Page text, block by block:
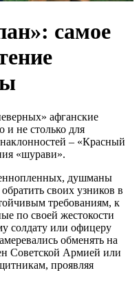
самое
афганские
и не столько для
– «Красный
«шурави».
душманы
своих узников в
требованиям, к
по своей жестокости
солдату или офицеру
обменять на
Советской Армией или
проявляя